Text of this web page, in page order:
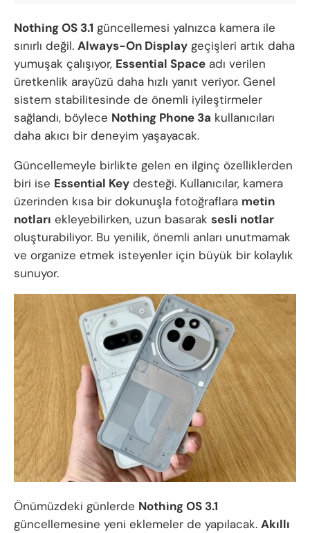
Nothing OS 3.1 güncellemesi yalnızca kamera ile
sınırlı değil. Always-On Display geçişleri artık daha
yumuşak çalışıyor, Essential Space adı verilen
üretkenlik arayüzü daha hızlı yanıt veriyor. Genel
sistem stabilitesinde de önemli iyileştirmeler
sağlandı, böylece Nothing Phone 3a kullanıcıları
daha akıcı bir deneyim yaşayacak.
Güncellemeyle birlikte gelen en ilginç özelliklerden
biri ise Essential Key desteği. Kullanıcılar, kamera
üzerinden kısa bir dokunuşla fotoğraflara metin
notları ekleyebilirken, uzun basarak sesli notlar
oluşturabiliyor. Bu yenilik, önemli anları unutmamak
ve organize etmek isteyenler için büyük bir kolaylık
sunuyor.
Önümüzdeki günlerde Nothing OS 3.1
güncellemesine yeni eklemeler de yapılacak. Akıllı